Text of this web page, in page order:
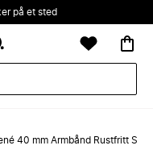
på et sted
40 mm Armbånd Rustfritt